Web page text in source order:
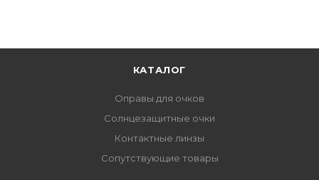
КАТАЛОГ
Оправы для очков
Солнцезащитные очки
Контактные линзы
Сопутствующие товары